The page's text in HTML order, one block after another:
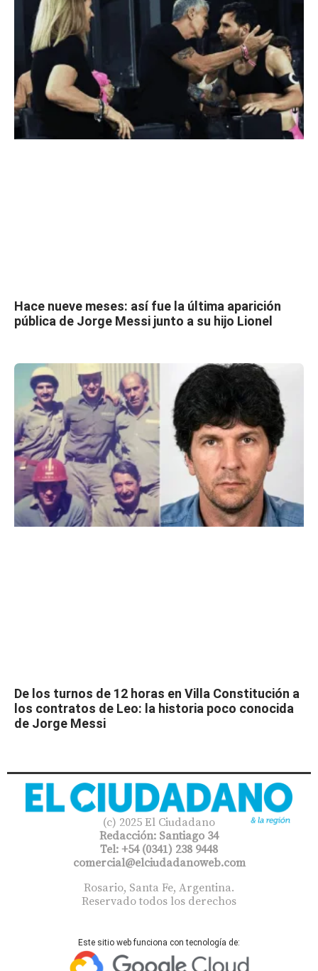
Hace nueve meses: así fue la última aparición
pública de Jorge Messi junto a su hijo Lionel
De los turnos de 12 horas en Villa Constitución a
los contratos de Leo: la historia poco conocida
de Jorge Messi
(c) 2025 El Ciudadano
Redacción: Santiago 34
Tel: +54 (0341) 238 9448
comercial@elciudadanoweb.com​
Rosario, Santa Fe, Argentina.
Reservado todos los derechos
Este sitio web funciona con tecnología de: